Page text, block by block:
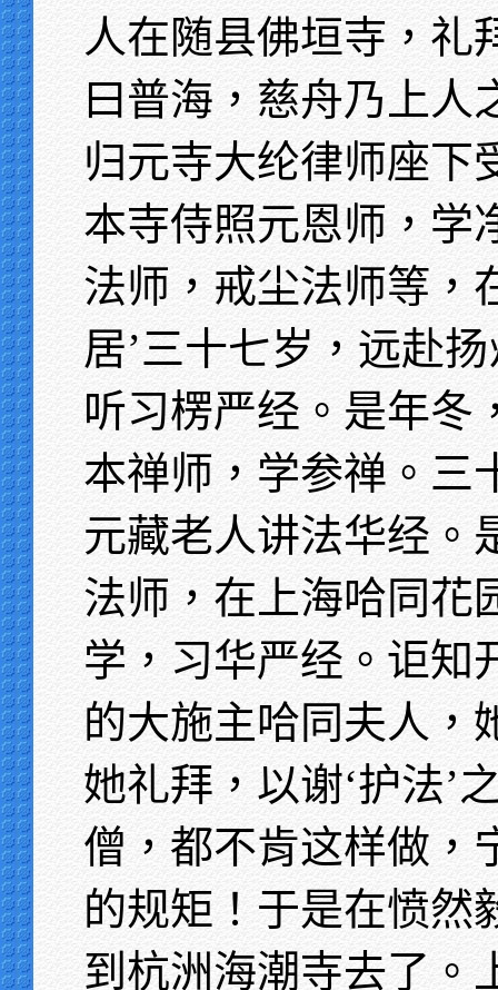
人在随县佛垣寺，礼
曰普海，慈舟乃上人
归元寺大纶律师座下
本寺侍照元恩师，学
法师，戒尘法师等，
居’三十七岁，远赴
听习楞严经。是年冬
本禅师，学参禅。三
元藏老人讲法华经。
法师，在上海哈同花
学，习华严经。讵知
的大施主哈同夫人，
她礼拜，以谢‘护法’
僧，都不肯这样做，
的规矩！于是在愤然
到杭洲海潮寺去了。